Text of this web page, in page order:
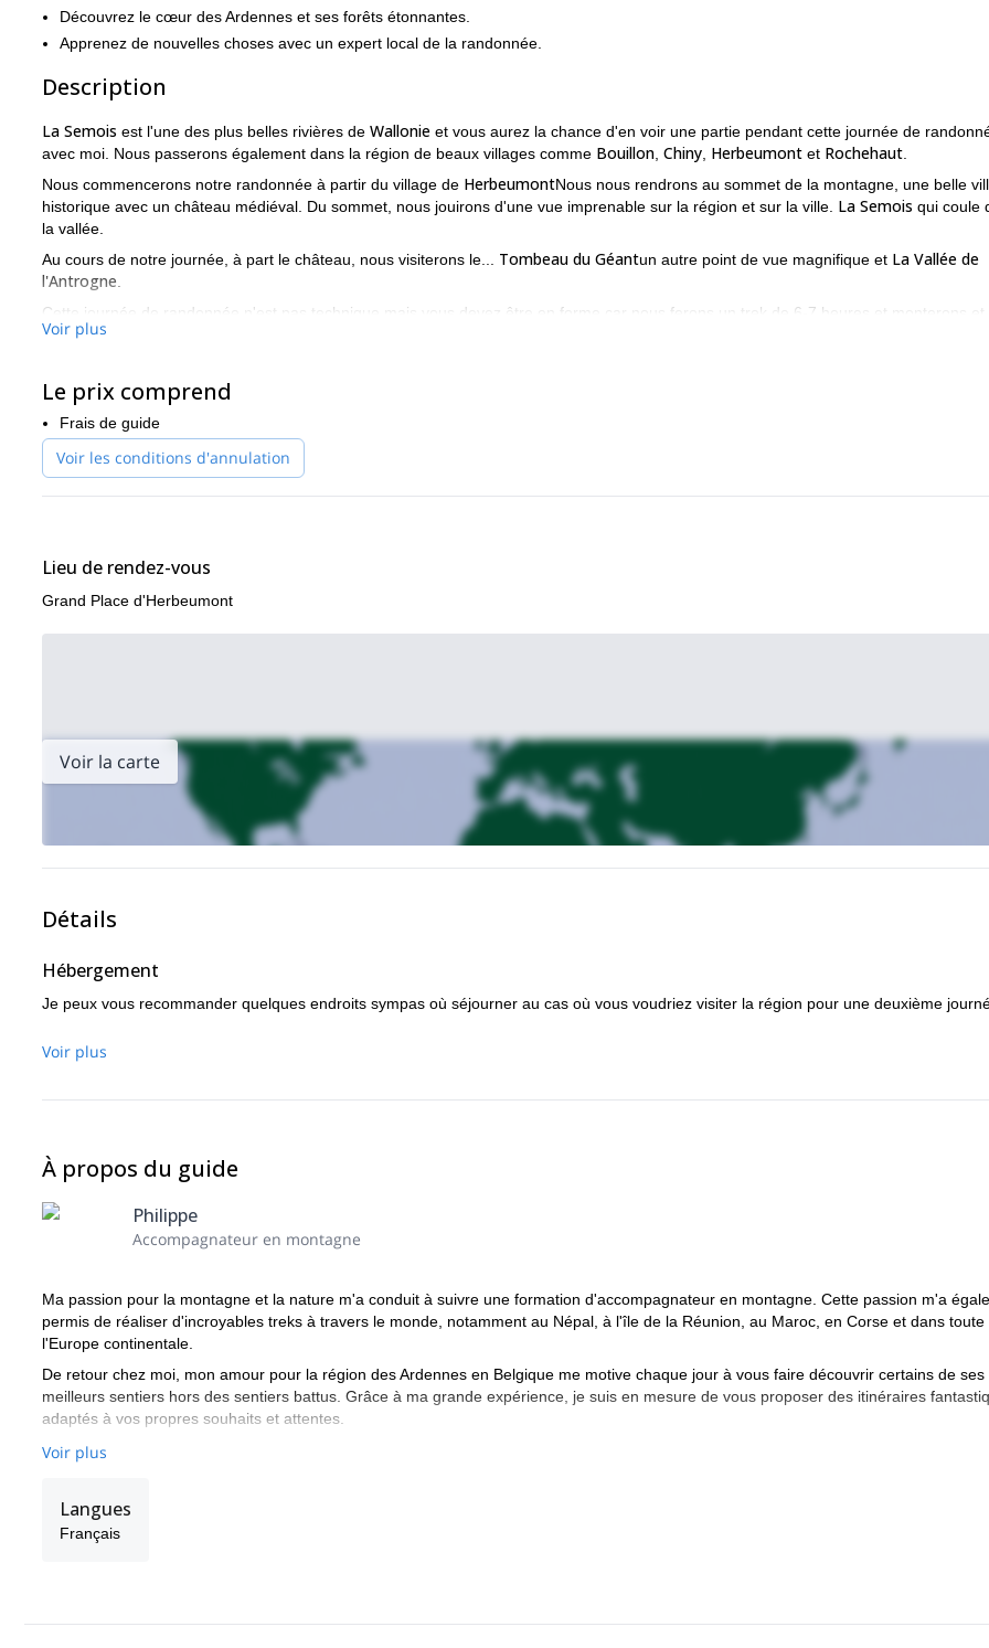
Découvrez le cœur des Ardennes et ses forêts étonnantes.
Apprenez de nouvelles choses avec un expert local de la randonnée.
Description
La Semois est l'une des plus belles rivières de Wallonie et vous aurez la chance d'en voir une partie pendant cette journée de
avec moi. Nous passerons également dans la région de beaux villages comme Bouillon Chiny Herbeumont et Rochehaut
Nous commencerons notre randonnée à partir du village de HerbeumontNous nous rendrons au sommet de la montagne, une belle
historique avec un château médiéval. Du sommet, nous jouirons d'une vue imprenable sur la région et sur la ville. La Semois qui coule
la vallée.
Au cours de notre journée, à part le château, nous visiterons le... Tombeau du Géantun autre point de vue magnifique et La Vallée de
l'Antrogne
Cette journée de randonnée n'est pas technique mais vous devez être en forme car nous ferons un trek de 6-7 heures et monterons et
descendrons la vallée. Nous marcherons principalement dans la forêt.
Luxembourg en Belgique. Je me ferai un plaisir de partager avec vous mes endroits secrets et de vous faire découvrir tout ce que vous
devez savoir avant de rentrer chez vous.
J'attendrai votre demande de réservation avant de commencer à discuter des détails avec vous et à élaborer un programme sur
fonction de vos souhaits.
Pour ceux qui sont intéressés, nous pourrions partir pour un programme de randonnée de 2 jours et dormir à l'extérieur ou dans une
Voir plus
Le prix comprend
Frais de guide
Voir les conditions d'annulation
Lieu de rendez-vous
Grand Place d'Herbeumont
Voir la carte
Détails
Hébergement
Je peux vous recommander quelques endroits sympas où séjourner au cas où vous voudriez visiter la région pour une deuxième
Voir plus
À propos du guide
Philippe
Accompagnateur en montagne
Ma passion pour la montagne et la nature m'a conduit à suivre une formation d'accompagnateur en montagne. Cette passion m'a
permis de réaliser d'incroyables treks à travers le monde, notamment au Népal, à l'île de la Réunion, au Maroc, en Corse et dans toute
l'Europe continentale.
De retour chez moi, mon amour pour la région des Ardennes en Belgique me motive chaque jour à vous faire découvrir certains de ses
meilleurs sentiers hors des sentiers battus. Grâce à ma grande expérience, je suis en mesure de vous proposer des itinéraires
adaptés à vos propres souhaits et attentes.
Voir plus
Langues
Français